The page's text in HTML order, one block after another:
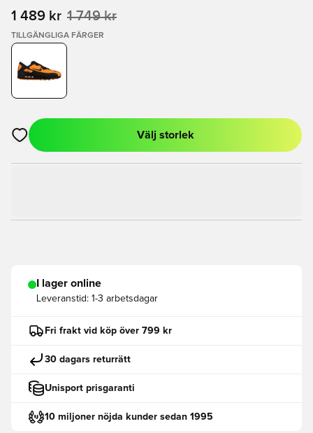
1 489 kr 1 749 kr
TILLGÄNGLIGA FÄRGER
Öppnar en Modal för att logga in eller registrera dig som
Välj storlek
I lager online
Leveranstid: 1-3 arbetsdagar
Fri frakt vid köp över 799 kr
30 dagars returrätt
Unisport prisgaranti
10 miljoner nöjda kunder sedan 1995